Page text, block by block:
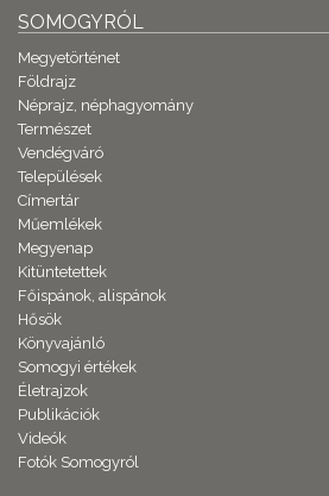
SOMOGYRÓL
Megyetörténet
Földrajz
Néprajz, néphagyomány
Természet
Vendégváró
Települések
Címertár
Műemlékek
Megyenap
Kitüntetettek
Főispánok, alispánok
Hősök
Könyvajánló
Somogyi értékek
Életrajzok
Publikációk
Videók
Fotók Somogyról